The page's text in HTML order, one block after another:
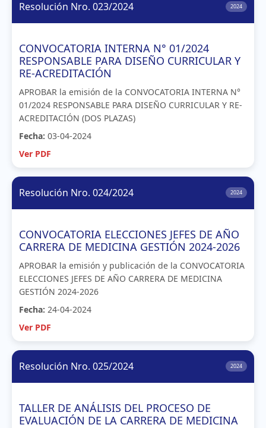
Resolución Nro. 023/2024 2024
CONVOCATORIA INTERNA N° 01/2024
RESPONSABLE PARA DISEÑO CURRICULAR Y
RE-ACREDITACIÓN
APROBAR la emisión de la CONVOCATORIA INTERNA N°
01/2024 RESPONSABLE PARA DISEÑO CURRICULAR Y RE-
ACREDITACIÓN (DOS PLAZAS)
Fecha: 03-04-2024
Ver PDF
Resolución Nro. 024/2024 2024
CONVOCATORIA ELECCIONES JEFES DE AÑO
CARRERA DE MEDICINA GESTIÓN 2024-2026
APROBAR la emisión y publicación de la CONVOCATORIA
ELECCIONES JEFES DE AÑO CARRERA DE MEDICINA
GESTIÓN 2024-2026
Fecha: 24-04-2024
Ver PDF
Resolución Nro. 025/2024 2024
TALLER DE ANÁLISIS DEL PROCESO DE
EVALUACIÓN DE LA CARRERA DE MEDICINA